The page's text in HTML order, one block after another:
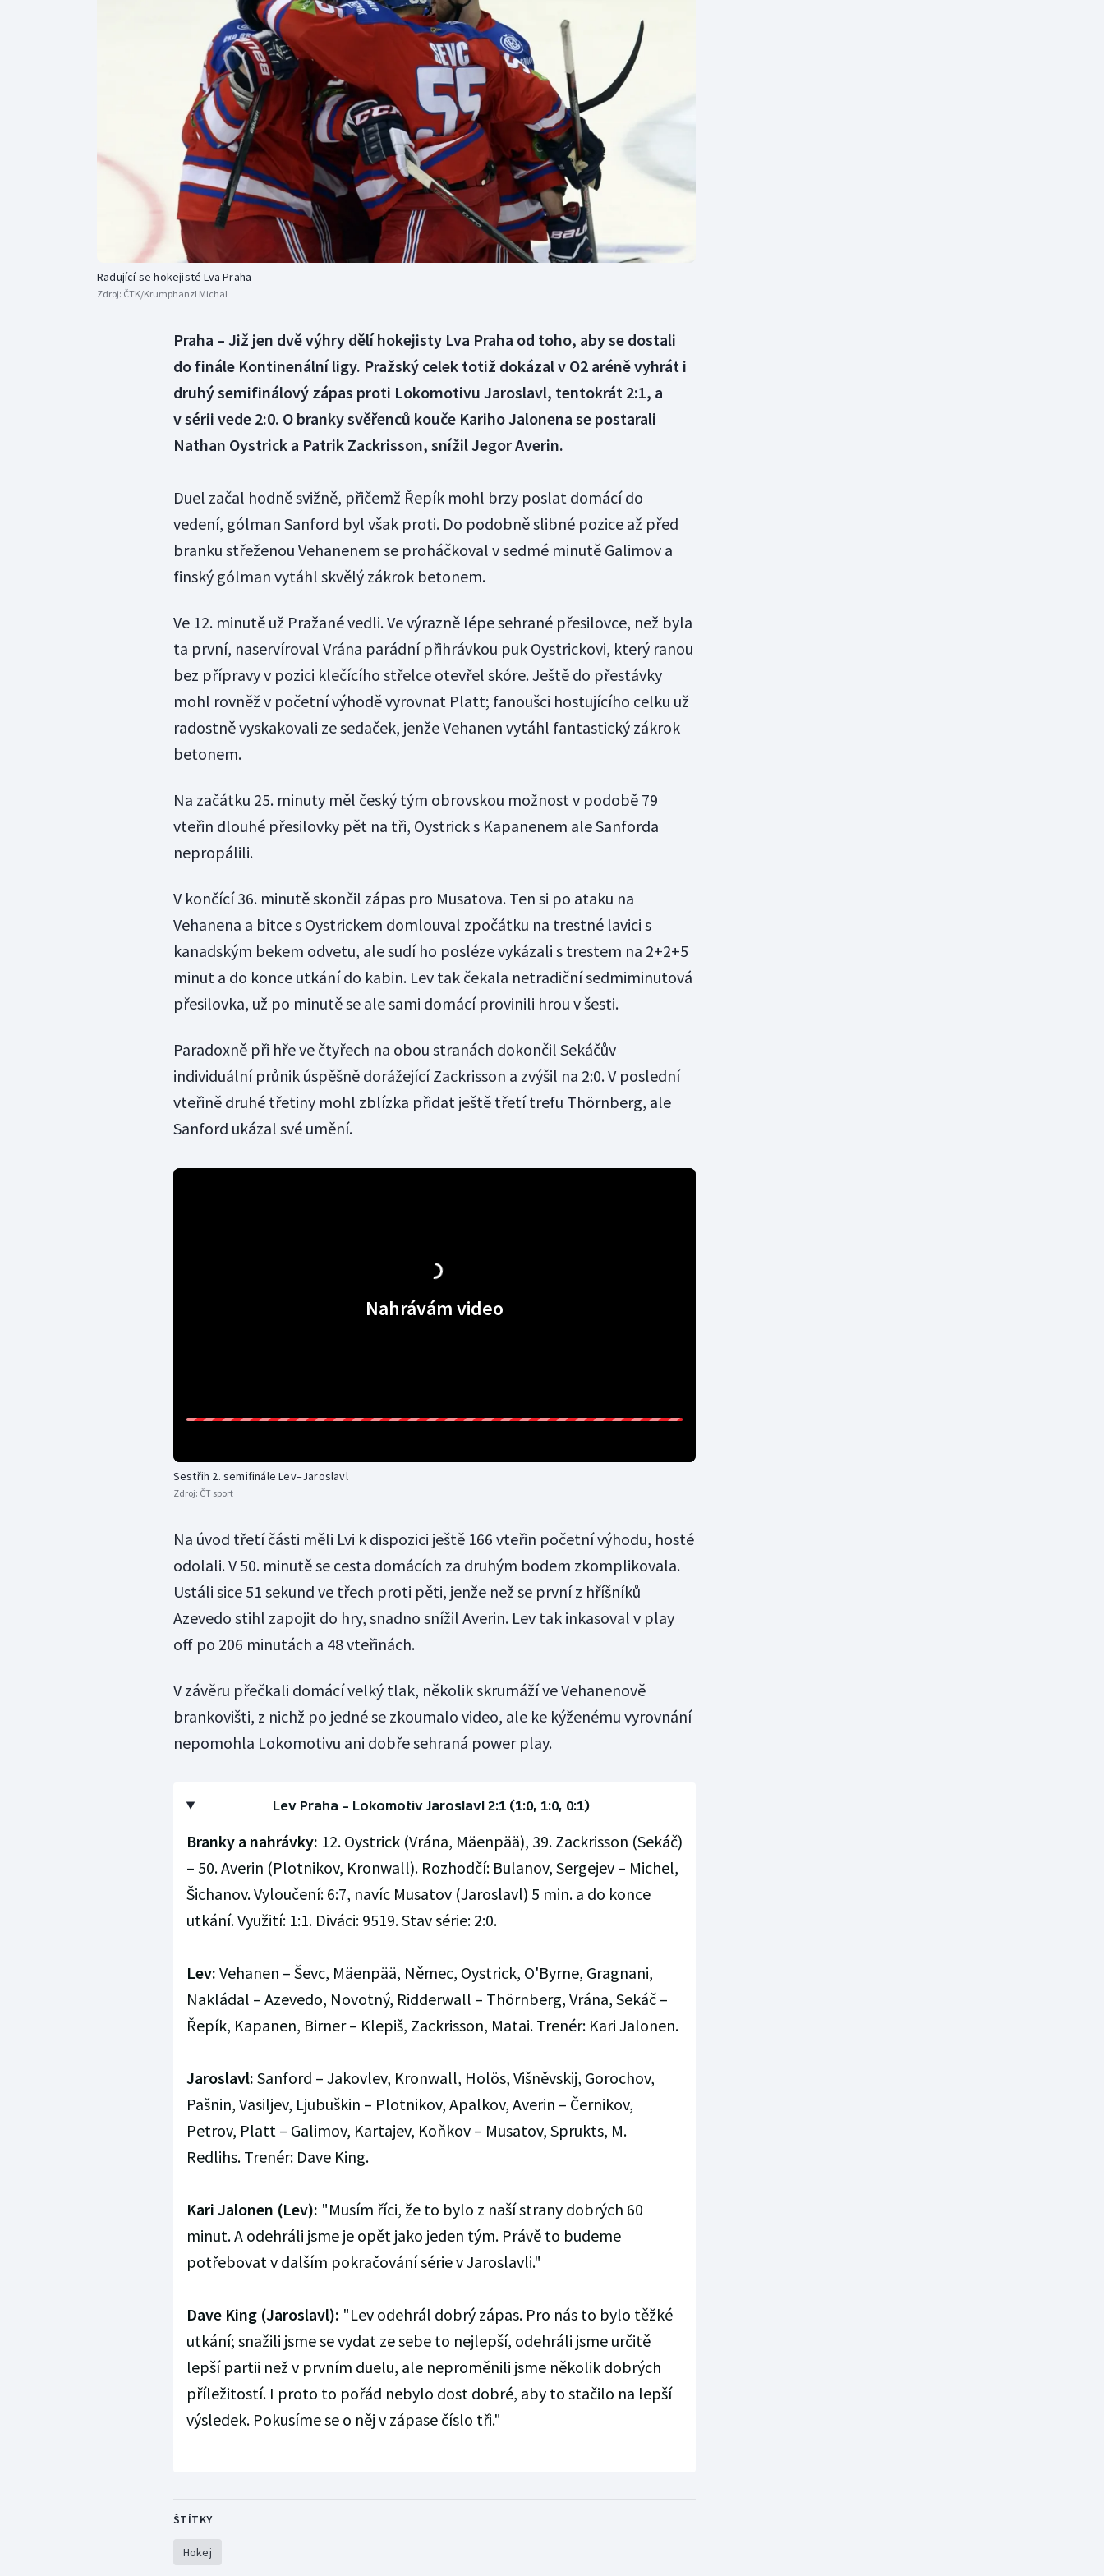
Curling
Dostihy
Florbal
Futsal
Golf
Gymnastika
Moderní pětiboj
Motorsport
Olympijské hry
Parasport
Plavání
Plážový volejbal
Veslování
Vodní slalom
Ostatní
Radující se hokejisté Lva Praha
Zdroj: ČTK/Krumphanzl Michal
Praha – Již jen dvě výhry dělí hokejisty Lva Praha od toho, aby se dostali
do finále Kontinenální ligy. Pražský celek totiž dokázal v O2 aréně vyhrát i
druhý semifinálový zápas proti Lokomotivu Jaroslavl, tentokrát 2:1, a
v sérii vede 2:0. O branky svěřenců kouče Kariho Jalonena se postarali
Nathan Oystrick a Patrik Zackrisson, snížil Jegor Averin.
Duel začal hodně svižně, přičemž Řepík mohl brzy poslat domácí do
vedení, gólman Sanford byl však proti. Do podobně slibné pozice až před
branku střeženou Vehanenem se proháčkoval v sedmé minutě Galimov a
finský gólman vytáhl skvělý zákrok betonem.
Ve 12. minutě už Pražané vedli. Ve výrazně lépe sehrané přesilovce, než byla
ta první, naservíroval Vrána parádní přihrávkou puk Oystrickovi, který ranou
bez přípravy v pozici klečícího střelce otevřel skóre. Ještě do přestávky
mohl rovněž v početní výhodě vyrovnat Platt; fanoušci hostujícího celku už
radostně vyskakovali ze sedaček, jenže Vehanen vytáhl fantastický zákrok
betonem.
Na začátku 25. minuty měl český tým obrovskou možnost v podobě 79
vteřin dlouhé přesilovky pět na tři, Oystrick s Kapanenem ale Sanforda
nepropálili.
V končící 36. minutě skončil zápas pro Musatova. Ten si po ataku na
Vehanena a bitce s Oystrickem domlouval zpočátku na trestné lavici s
kanadským bekem odvetu, ale sudí ho posléze vykázali s trestem na 2+2+5
minut a do konce utkání do kabin. Lev tak čekala netradiční sedmiminutová
přesilovka, už po minutě se ale sami domácí provinili hrou v šesti.
Paradoxně při hře ve čtyřech na obou stranách dokončil Sekáčův
individuální průnik úspěšně dorážející Zackrisson a zvýšil na 2:0. V poslední
vteřině druhé třetiny mohl zblízka přidat ještě třetí trefu Thörnberg, ale
Sanford ukázal své umění.
Nahrávám video
Sestřih 2. semifinále Lev–Jaroslavl
Zdroj: ČT sport
Na úvod třetí části měli Lvi k dispozici ještě 166 vteřin početní výhodu, hosté
odolali. V 50. minutě se cesta domácích za druhým bodem zkomplikovala.
Ustáli sice 51 sekund ve třech proti pěti, jenže než se první z hříšníků
Azevedo stihl zapojit do hry, snadno snížil Averin. Lev tak inkasoval v play
off po 206 minutách a 48 vteřinách.
V závěru přečkali domácí velký tlak, několik skrumáží ve Vehanenově
brankovišti, z nichž po jedné se zkoumalo video, ale ke kýženému vyrovnání
nepomohla Lokomotivu ani dobře sehraná power play.
Lev Praha – Lokomotiv Jaroslavl 2:1 (1:0, 1:0, 0:1)
Branky a nahrávky: 12. Oystrick (Vrána, Mäenpää), 39. Zackrisson (Sekáč)
– 50. Averin (Plotnikov, Kronwall). Rozhodčí: Bulanov, Sergejev – Michel,
Šichanov. Vyloučení: 6:7, navíc Musatov (Jaroslavl) 5 min. a do konce
utkání. Využití: 1:1. Diváci: 9519. Stav série: 2:0.
Lev: Vehanen – Ševc, Mäenpää, Němec, Oystrick, O'Byrne, Gragnani,
Nakládal – Azevedo, Novotný, Ridderwall – Thörnberg, Vrána, Sekáč –
Řepík, Kapanen, Birner – Klepiš, Zackrisson, Matai. Trenér: Kari Jalonen.
Jaroslavl: Sanford – Jakovlev, Kronwall, Holös, Višněvskij, Gorochov,
Pašnin, Vasiljev, Ljubuškin – Plotnikov, Apalkov, Averin – Černikov,
Petrov, Platt – Galimov, Kartajev, Koňkov – Musatov, Sprukts, M.
Redlihs. Trenér: Dave King.
Kari Jalonen (Lev): "Musím říci, že to bylo z naší strany dobrých 60
minut. A odehráli jsme je opět jako jeden tým. Právě to budeme
potřebovat v dalším pokračování série v Jaroslavli."
Dave King (Jaroslavl): "Lev odehrál dobrý zápas. Pro nás to bylo těžké
utkání; snažili jsme se vydat ze sebe to nejlepší, odehráli jsme určitě
lepší partii než v prvním duelu, ale neproměnili jsme několik dobrých
příležitostí. I proto to pořád nebylo dost dobré, aby to stačilo na lepší
výsledek. Pokusíme se o něj v zápase číslo tři."
ŠTÍTKY
Hokej